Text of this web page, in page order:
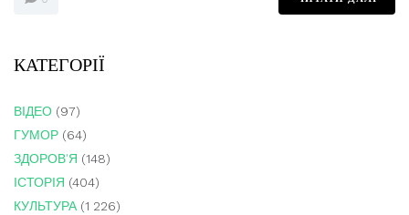
КАТЕГОРІЇ
ВІДЕО (97)
ГУМОР (64)
ЗДОРОВ'Я (148)
ІСТОРІЯ (404)
КУЛЬТУРА(1 226)